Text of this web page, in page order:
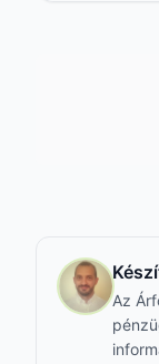
Az